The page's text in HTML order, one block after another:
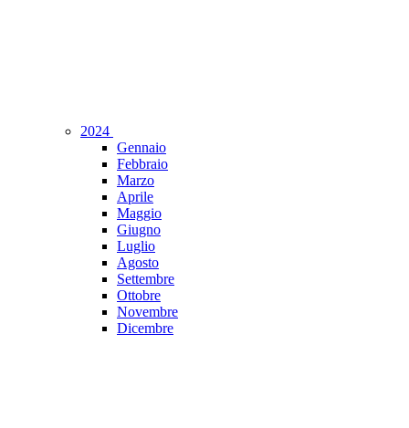
2024
Gennaio
Febbraio
Marzo
Aprile
Maggio
Giugno
Luglio
Agosto
Settembre
Ottobre
Novembre
Dicembre